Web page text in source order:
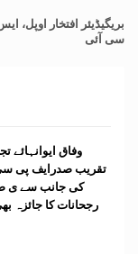
بریگیڈیئر افتخار اوپل،
سی آئی
وفاق
تقریب صدرایف پی
کی جانب سے ی
رجحانات کا جائزہ